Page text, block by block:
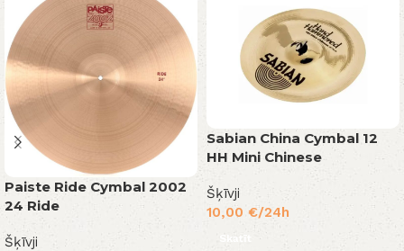
Paiste Ride Cymbal 2002
24 Ride
Šķīvji
Sabian China Cymbal 12
HH Mini Chinese
Šķīvji
10,00 €/24h
Skatīt